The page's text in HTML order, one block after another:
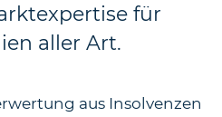
für
aller Art.
aus Insolvenzen